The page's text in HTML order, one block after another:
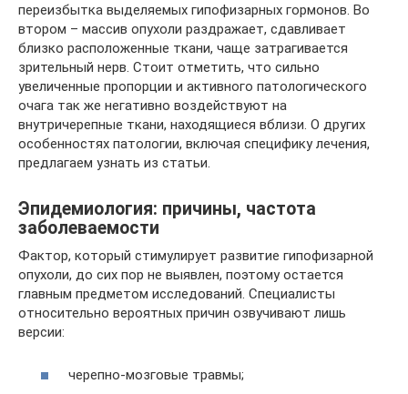
переизбытка выделяемых гипофизарных гормонов. Во
втором – массив опухоли раздражает, сдавливает
близко расположенные ткани, чаще затрагивается
зрительный нерв. Стоит отметить, что сильно
увеличенные пропорции и активного патологического
очага так же негативно воздействуют на
внутричерепные ткани, находящиеся вблизи. О других
особенностях патологии, включая специфику лечения,
предлагаем узнать из статьи.
Эпидемиология: причины, частота
заболеваемости
Фактор, который стимулирует развитие гипофизарной
опухоли, до сих пор не выявлен, поэтому остается
главным предметом исследований. Специалисты
относительно вероятных причин озвучивают лишь
версии:
черепно-мозговые травмы;